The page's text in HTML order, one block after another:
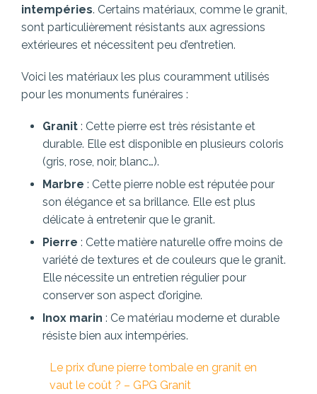
intempéries. Certains matériaux, comme le granit,
sont particulièrement résistants aux agressions
extérieures et nécessitent peu d’entretien.
Voici les matériaux les plus couramment utilisés
pour les monuments funéraires :
Granit : Cette pierre est très résistante et
durable. Elle est disponible en plusieurs coloris
(gris, rose, noir, blanc…).
Marbre : Cette pierre noble est réputée pour
son élégance et sa brillance. Elle est plus
délicate à entretenir que le granit.
Pierre : Cette matière naturelle offre moins de
variété de textures et de couleurs que le granit.
Elle nécessite un entretien régulier pour
conserver son aspect d’origine.
Inox marin : Ce matériau moderne et durable
résiste bien aux intempéries.
Le prix d’une pierre tombale en granit en
vaut le coût ? – GPG Granit